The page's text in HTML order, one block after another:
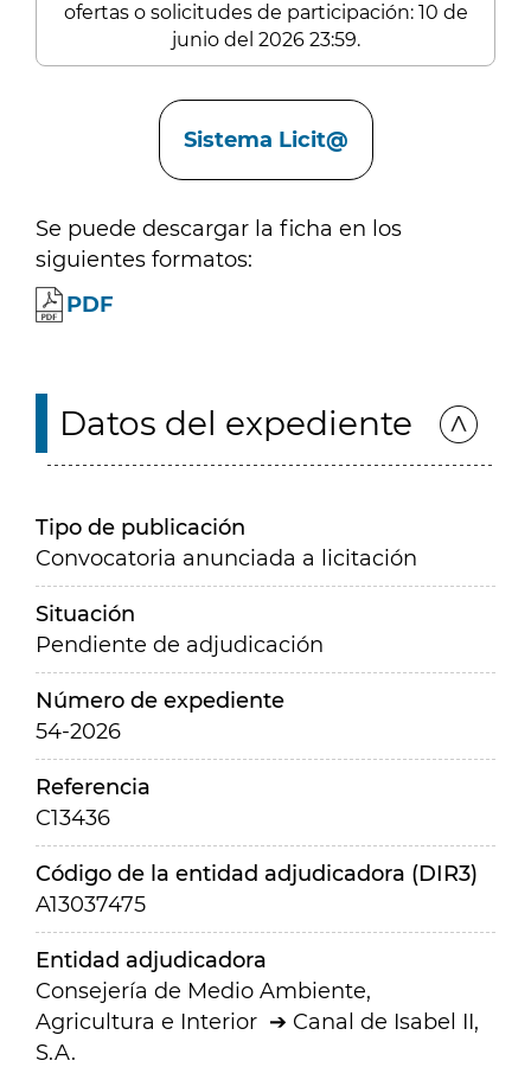
ofertas o solicitudes de participación: 10 de
junio del 2026 23:59.
Sistema Licit@
Se puede descargar la ficha en los
siguientes formatos:
PDF
Datos del expediente
Tipo de publicación
Convocatoria anunciada a licitación
Situación
Pendiente de adjudicación
Número de expediente
54-2026
Referencia
C13436
Código de la entidad adjudicadora (DIR3)
A13037475
Entidad adjudicadora
Consejería de Medio Ambiente,
Agricultura e Interior
Canal de Isabel II,
S.A.